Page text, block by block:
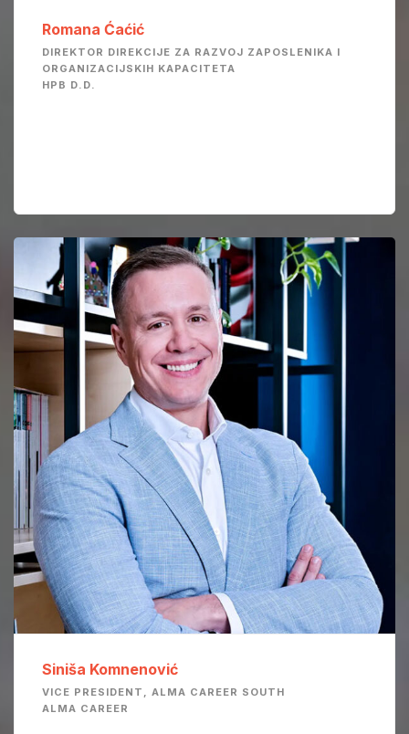
Romana Ćaćić
DIREKTOR DIREKCIJE ZA RAZVOJ ZAPOSLENIKA I
ORGANIZACIJSKIH KAPACITETA
HPB D.D.
Siniša Komnenović
VICE PRESIDENT, ALMA CAREER SOUTH
ALMA CAREER